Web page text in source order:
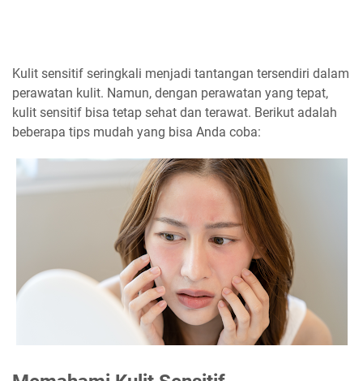
Kulit sensitif seringkali menjadi tantangan tersendiri dalam
perawatan kulit. Namun, dengan perawatan yang tepat,
kulit sensitif bisa tetap sehat dan terawat. Berikut adalah
beberapa tips mudah yang bisa Anda coba: